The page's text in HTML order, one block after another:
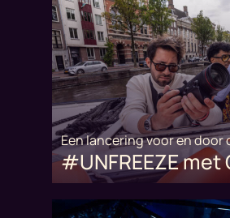
Een lancering voor en door
#UNFREEZE met